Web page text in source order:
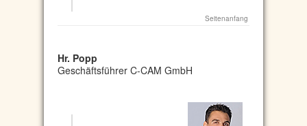
Seitenanfang
Hr. Popp
Geschäftsführer C-CAM GmbH